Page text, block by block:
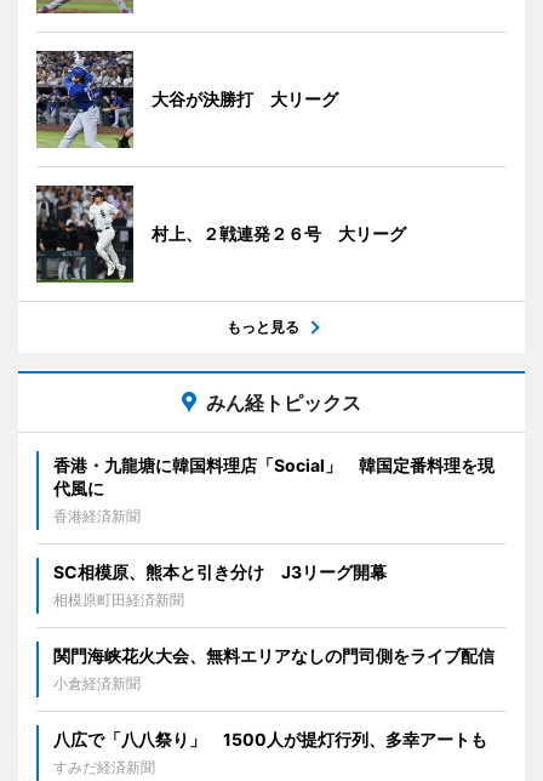
大谷が決勝打 大リーグ
村上、２戦連発２６号 大リーグ
もっと見る
みん経トピックス
香港・九龍塘に韓国料理店「Social」 韓国定番料理を現
代風に
香港経済新聞
SC相模原、熊本と引き分け J3リーグ開幕
相模原町田経済新聞
関門海峡花火大会、無料エリアなしの門司側をライブ配信
小倉経済新聞
八広で「八八祭り」 1500人が提灯行列、多幸アートも
すみだ経済新聞